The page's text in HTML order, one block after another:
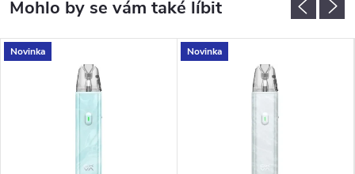
Novinka Novinka